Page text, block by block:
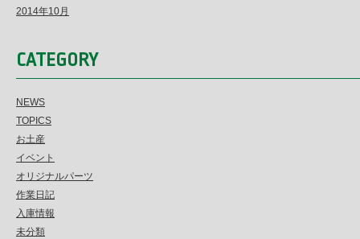
2014年10月
CATEGORY
NEWS
TOPICS
お土産
イベント
オリジナルパーツ
作業日記
入庫情報
未分類